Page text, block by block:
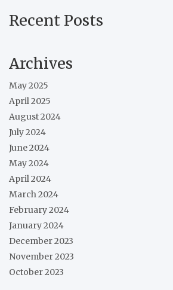
Recent Posts
Archives
May 2025
April 2025
August 2024
July 2024
June 2024
May 2024
April 2024
March 2024
February 2024
January 2024
December 2023
November 2023
October 2023